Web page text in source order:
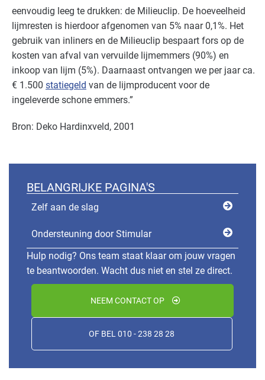
eenvoudig leeg te drukken: de Milieuclip. De hoeveelheid
lijmresten is hierdoor afgenomen van 5% naar 0,1%. Het
gebruik van inliners en de Milieuclip bespaart fors op de
kosten van afval van vervuilde lijmemmers (90%) en
inkoop van lijm (5%). Daarnaast ontvangen we per jaar ca.
€ 1.500 statiegeld van de lijmproducent voor de
ingeleverde schone emmers.”
Bron: Deko Hardinxveld, 2001
BELANGRIJKE PAGINA'S
Zelf aan de slag
Ondersteuning door Stimular
Hulp nodig? Ons team staat klaar om jouw vragen
te beantwoorden. Wacht dus niet en stel ze direct.
NEEM CONTACT OP
OF BEL 010 - 238 28 28